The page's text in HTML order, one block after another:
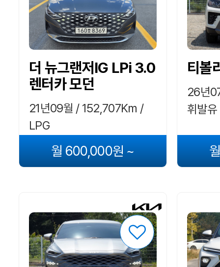
더 뉴그랜저IG LPi 3.0
렌터카 모던
21년09월 / 152,707Km /
LPG
월 600,000원 ~
티볼
26년
휘발유